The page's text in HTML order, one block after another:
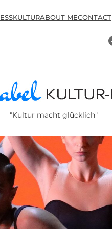
ESSKULTURABOUT MECONTACT
"Kultur macht glücklich"